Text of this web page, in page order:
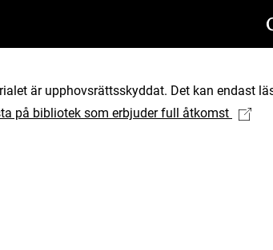
är upphovsrättsskyddat. Det kan endast
på bibliotek som erbjuder full åtkomst